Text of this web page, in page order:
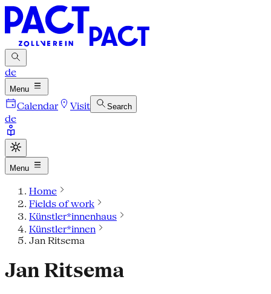
de
Menu
Calendar Visit Search
de
Menu
Home
Fields of work
Künstler*innenhaus
Künstler*innen
Jan Ritsema
Jan Ritsema